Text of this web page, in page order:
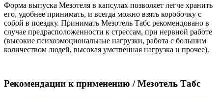
Форма выпуска Мезотеля в капсулах позволяет легче хранить
его, удобнее принимать, и всегда можно взять коробочку с
собой в поездку. Принимать Мезотель Табс рекомендовано в
случае предрасположенности к стрессам, при нервной работе
(высокие психоэмоциональные нагрузки, работа с большим
количеством людей, высокая умственная нагрузка и прочее).
Рекомендации к применению / Мезотель Табс